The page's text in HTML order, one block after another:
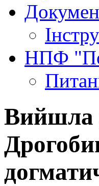
НПФ
Вийшла